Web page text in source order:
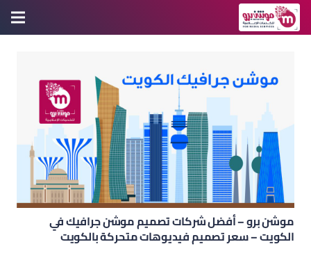
موشن برو – أفضل شركات تصميم موشن جرافيك في
الكويت – سعر تصميم فيديوهات متحركة بالكويت